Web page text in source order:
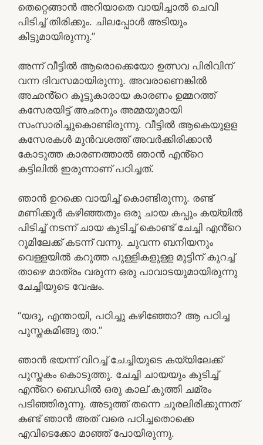
തെറ്റെങ്ങാൻ അറിയാതെ വായിച്ചാൽ ചെവി
പിടിച്ച് തിരിക്കും. ചിലപ്പോൾ അടിയും
കിട്ടുമായിരുന്നു.”
അന്ന് വീട്ടിൽ ആരൊക്കെയോ ഉത്സവ പിരിവിന്
വന്ന ദിവസമായിരുന്നു. അവരാണെങ്കിൽ
അഛൻ്റെ കൂട്ടുകാരായ കാരണം ഉമ്മറത്ത്
കസേരയിട്ട് അഛനും അമ്മയുമായി
സംസാരിച്ചുകൊണ്ടിരുന്നു. വീട്ടിൽ ആകെയുളള
കസേരകൾ മുൻവശത്ത് അവർക്കിരിക്കാൻ
കോടുത്ത കാരണത്താൽ ഞാൻ എൻ്റെ
കട്ടിലിൽ ഇരുന്നാണ് പഠിച്ചത്.
ഞാൻ ഉറക്കെ വായിച്ച് കൊണ്ടിരുന്നു. രണ്ട്
മണിക്കൂർ കഴിഞ്ഞതും ഒരു ചായ കപ്പും കയ്യിൽ
പിടിച്ച് നടന്ന് ചായ കുടിച്ച് കൊണ്ട് ചേച്ചി എൻ്റെ
റൂമിലേക്ക് കടന്ന് വന്നു. ചുവന്ന ബനിയനും
വെള്ളയിൽ കറുത്ത പുള്ളികളുള്ള മുട്ടിന് കുറച്ച്
താഴെ മാത്രം വരുന്ന ഒരു പാവാടയുമായിരുന്നു
ചേച്ചിയുടെ വേഷം.
“യദു, എന്തായി, പഠിച്ചു കഴിഞ്ഞോ? ആ പഠിച്ച
പുസ്തകമിങ്ങു താ.”
ഞാൻ ഭയന്ന് വിറച്ച് ചേച്ചിയുടെ കയ്യിലേക്ക്
പുസ്തകം കൊടുത്തു. ചേച്ചി ചായയും കുടിച്ച്
എൻ്റെ ബെഡിൽ ഒരു കാല് കുത്തി ചമ്രം
പടിഞ്ഞിരുന്നു. അടുത്ത് തന്നെ ചൂരലിരിക്കുന്നത്
കണ്ട് ഞാൻ അത് വരെ പഠിച്ചതൊക്കെ
എവിടെക്കോ മാഞ്ഞ് പോയിരുന്നു.